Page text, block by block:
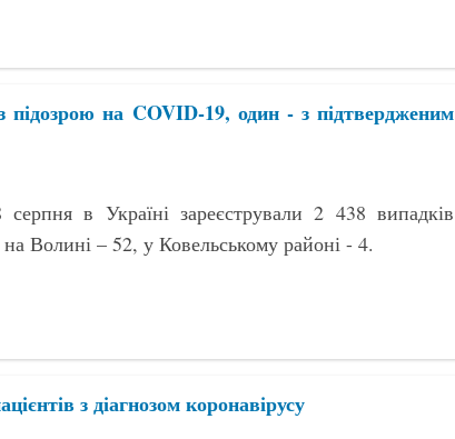
на COVID-19, один - з підтвердженим
в Україні зареєстрували 2 438 випадків
на Волині – 52, у Ковельському районі - 4.
з діагнозом коронавірусу